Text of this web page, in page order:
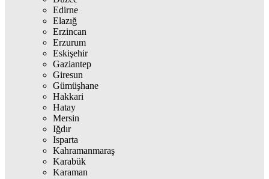
Edirne
Elazığ
Erzincan
Erzurum
Eskişehir
Gaziantep
Giresun
Gümüşhane
Hakkari
Hatay
Mersin
Iğdır
Isparta
Kahramanmaraş
Karabük
Karaman